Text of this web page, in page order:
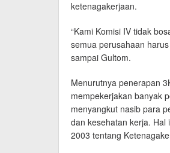
ketenagakerjaan.
“Kami Komisi IV tidak
semua perusahaan
sampai Gultom.
Menurutnya penerapan
mempekerjakan banyak
menyangkut nasib para
dan kesehatan kerja. Hal
2003 tentang